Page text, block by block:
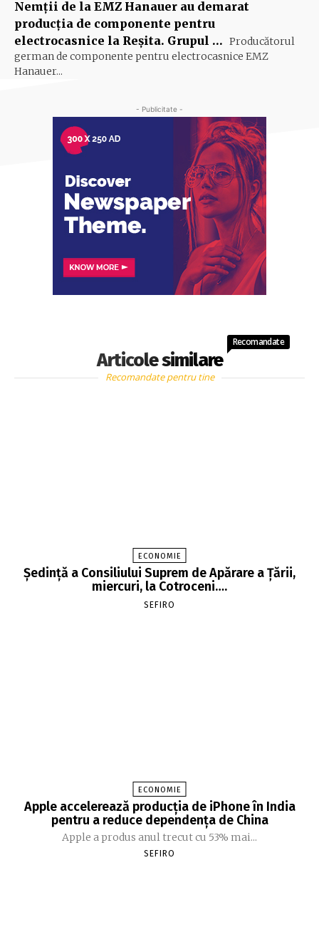
Nemţii de la EMZ Hanauer au demarat
producţia de componente pentru
electrocasnice la Reşita. Grupul … Producătorul
german de componente pentru electrocasnice EMZ
Hanauer...
- Publicitate -
Articole similare
Recomandate
Recomandate pentru tine
ECONOMIE
Şedinţă a Consiliului Suprem de Apărare a Ţării,
miercuri, la Cotroceni….
SEFIRO
ECONOMIE
Apple accelerează producția de iPhone în India
pentru a reduce dependența de China
Apple a produs anul trecut cu 53% mai...
SEFIRO